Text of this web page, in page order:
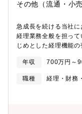
下に迎え、これまで
定した顧客基盤があ
ンやアナウンスなど
ンドハンドリング事
DXを推進するIT企業
性）プレイングマネ
その他（流通・小
急成長を続ける当社
経理業務全般を担っ
じめとした経理機能
期待しています。【
（13社連結／IFRS）
信作成等） ・CF、セ
損、のれん減損・銀
年収 700万円～
職種
経理・財務